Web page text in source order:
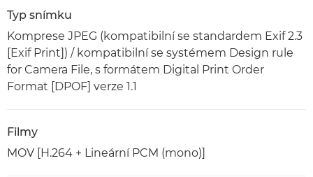
Typ snímku
Komprese JPEG (kompatibilní se standardem Exif 2.3
[Exif Print]) / kompatibilní se systémem Design rule
for Camera File, s formátem Digital Print Order
Format [DPOF] verze 1.1
Filmy
MOV [H.264 + Lineární PCM (mono)]